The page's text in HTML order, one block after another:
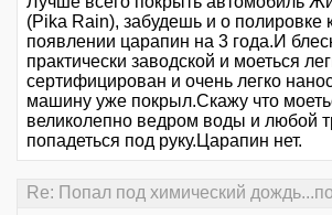
(Pika Rain), забудешь и о полировке
появлении царапин на 3 года.И
практически заводской и моеться
сертифицирован и очень легко
машину уже покрыл.Скажу что
великолепно ведром воды и любой
попадеться под руку.Царапин нет.
Re: Попал под химический